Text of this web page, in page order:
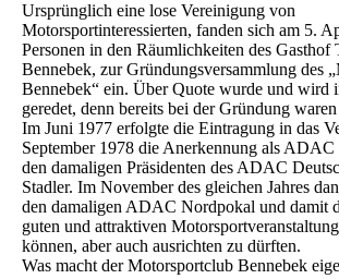
Ursprünglich eine lose Vereinigung von
Motorsportinteressierten, fanden sich am 5.
Personen in den Räumlichkeiten des Gasthof
Bennebek, zur Gründungsversammlung des
Bennebek“ ein. Über Quote wurde und wird
geredet, denn bereits bei der Gründung
Im Juni 1977 erfolgte die Eintragung in das
September 1978 die Anerkennung als
den damaligen Präsidenten des ADAC
Stadler. Im November des gleichen Jahres
den damaligen ADAC Nordpokal und damit
guten und attraktiven
können, aber auch ausrichten zu dürften.
Was macht der Motorsportclub Bennebek